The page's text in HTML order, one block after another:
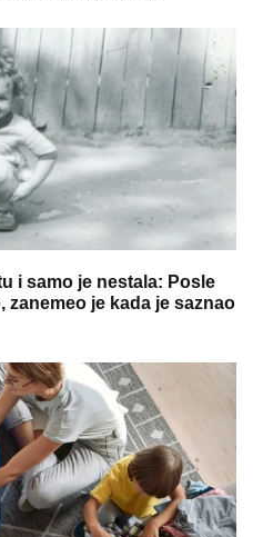
i samo je nestala: Posle
je kada je saznao